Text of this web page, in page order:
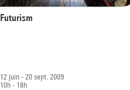
Futurism
12 juin - 20 sept. 2009
10h - 18h